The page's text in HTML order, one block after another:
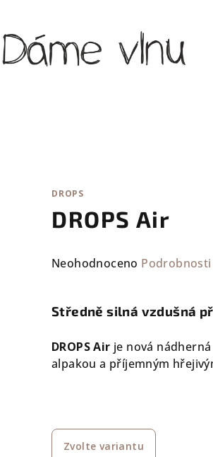
DROPS
DROPS Air
Průměrné
je
z
5
Neohodnoceno
Středně silná vzdušná
DROPS Air je nová
alpakou a příjemným
Zvolte variantu